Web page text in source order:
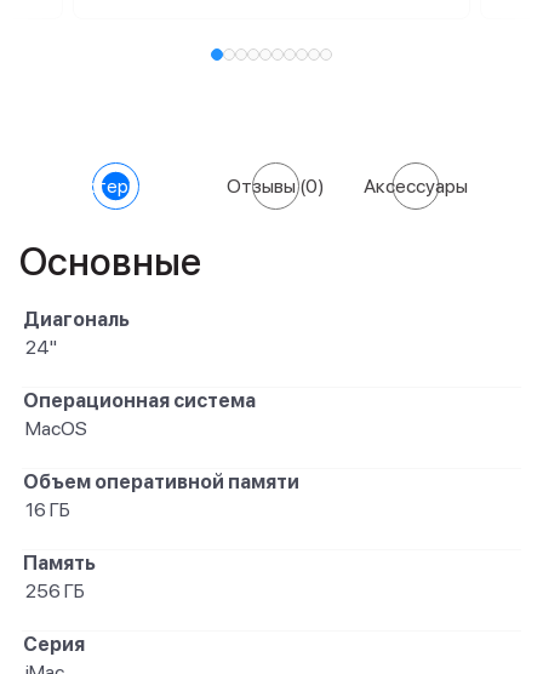
Характеристики Отзывы(0) Аксессуары
Основные
Диагональ
24"
Операционная система
MacOS
Объем оперативной памяти
16 ГБ
Память
256 ГБ
Серия